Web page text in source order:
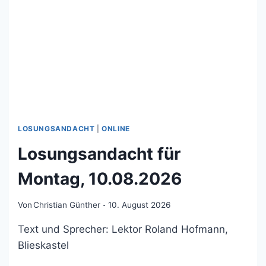
LOSUNGSANDACHT |ONLINE
Losungsandacht für
Montag, 10.08.2026
VonChristian Günther 10. August 2026
Text und Sprecher: Lektor Roland Hofmann,
Blieskastel